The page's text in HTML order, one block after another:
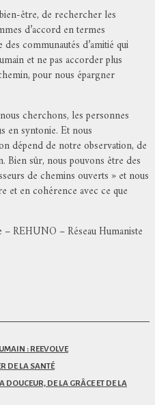
être, de rechercher les
d’accord en termes
communautés d’amitié qui
et ne pas accorder plus
pour nous épargner
cherchons, les personnes
en syntonie. Et nous
dépend de notre observation, de
sûr, nous pouvons être des
de chemins ouverts » et nous
et en cohérence avec ce que
REHUNO – Réseau Humaniste
: REEVOLVE
DE LA SANTÉ
DOUCEUR, DE LA GRÂCE ET DE LA